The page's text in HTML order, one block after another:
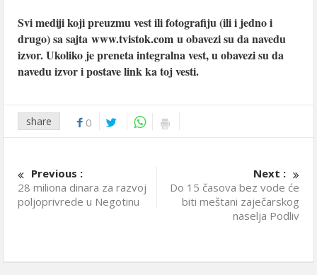
Svi mediji koji preuzmu vest ili fotografiju (ili i jedno i
drugo) sa sajtawww.tvistok.com u obavezi su da navedu
izvor. Ukoliko je preneta integralna vest, u obavezi su da
navedu izvor i postave link ka toj vesti.
share 0
Previous :
28 miliona dinara za razvoj
poljoprivrede u Negotinu
Next :
Do 15 časova bez vode će
biti meštani zaječarskog
naselja Podliv